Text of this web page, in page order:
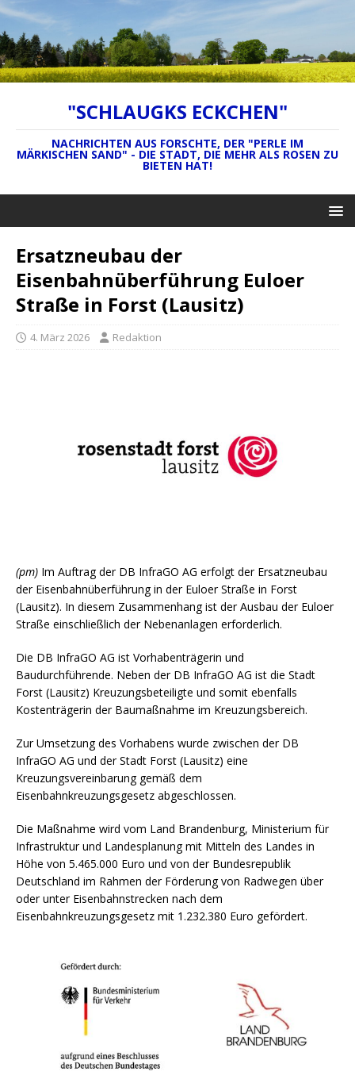
"SCHLAUGKS ECKCHEN"
NACHRICHTEN AUS FORSCHTE, DER "PERLE IM
MÄRKISCHEN SAND" - DIE STADT, DIE MEHR ALS ROSEN ZU
BIETEN HAT!
Ersatzneubau der
Eisenbahnüberführung Euloer
Straße in Forst (Lausitz)
4. März 2026 Redaktion
(pm) Im Auftrag der DB InfraGO AG erfolgt der Ersatzneubau
der Eisenbahnüberführung in der Euloer Straße in Forst
(Lausitz). In diesem Zusammenhang ist der Ausbau der Euloer
Straße einschließlich der Nebenanlagen erforderlich.
Die DB InfraGO AG ist Vorhabenträgerin und
Baudurchführende. Neben der DB InfraGO AG ist die Stadt
Forst (Lausitz) Kreuzungsbeteiligte und somit ebenfalls
Kostenträgerin der Baumaßnahme im Kreuzungsbereich.
Zur Umsetzung des Vorhabens wurde zwischen der DB
InfraGO AG und der Stadt Forst (Lausitz) eine
Kreuzungsvereinbarung gemäß dem
Eisenbahnkreuzungsgesetz abgeschlossen.
Die Maßnahme wird vom Land Brandenburg, Ministerium für
Infrastruktur und Landesplanung mit Mitteln des Landes in
Höhe von 5.465.000 Euro und von der Bundesrepublik
Deutschland im Rahmen der Förderung von Radwegen über
oder unter Eisenbahnstrecken nach dem
Eisenbahnkreuzungsgesetz mit 1.232.380 Euro gefördert.